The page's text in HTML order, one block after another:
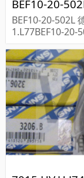
BEF10-20-502L
1.L77BEF10-20-